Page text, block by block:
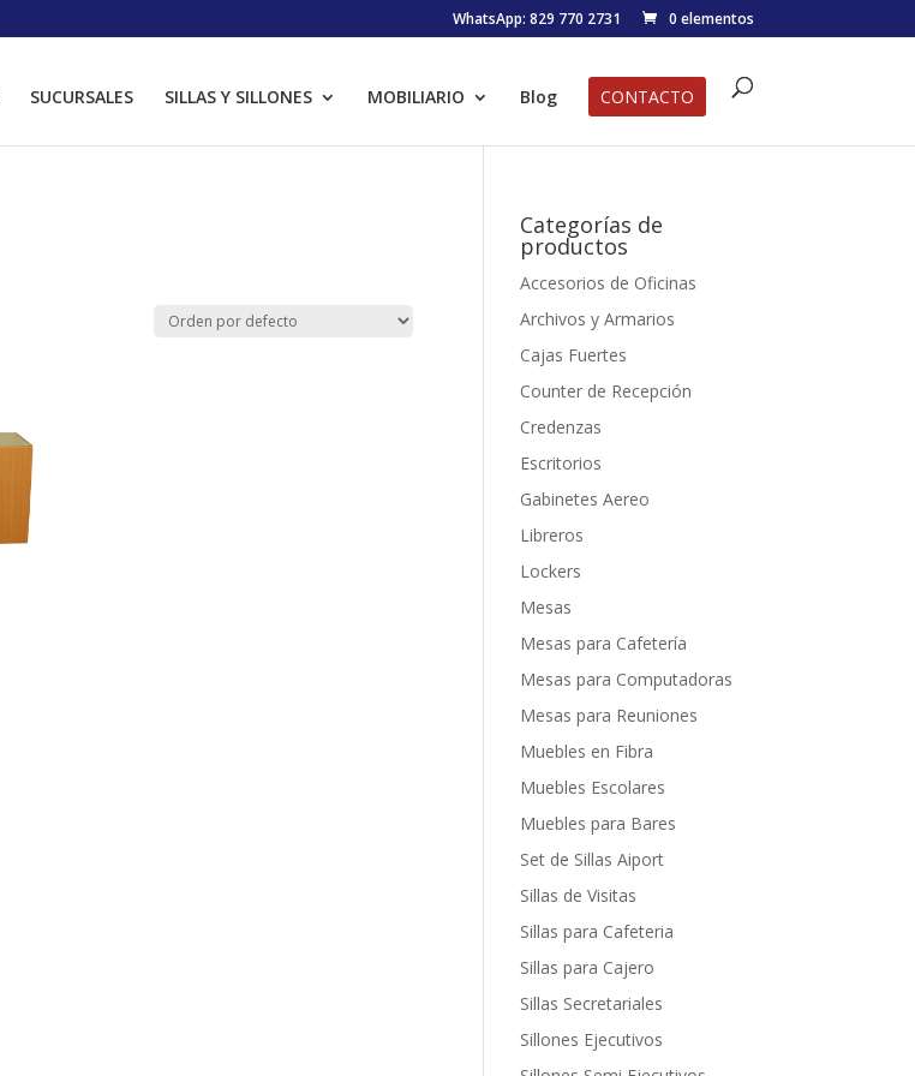
WhatsApp: 829 770 2731 0 elementos
SUCURSALES SILLAS Y SILLONES MOBILIARIO Blog CONTACTO
Categorías de
productos
Accesorios de Oficinas
Archivos y Armarios
Cajas Fuertes
Counter de Recepción
Credenzas
Escritorios
Gabinetes Aereo
Libreros
Lockers
Mesas
Mesas para Cafetería
Mesas para Computadoras
Mesas para Reuniones
Muebles en Fibra
Muebles Escolares
Muebles para Bares
Set de Sillas Aiport
Sillas de Visitas
Sillas para Cafeteria
Sillas para Cajero
Sillas Secretariales
Sillones Ejecutivos